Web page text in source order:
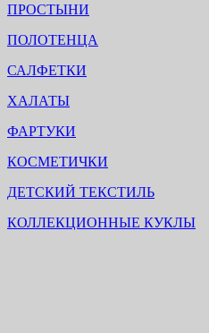
ПРОСТЫНИ
ПОЛОТЕНЦА
САЛФЕТКИ
ХАЛАТЫ
ФАРТУКИ
КОСМЕТИЧКИ
ДЕТСКИЙ ТЕКСТИЛЬ
КОЛЛЕКЦИОННЫЕ КУКЛЫ